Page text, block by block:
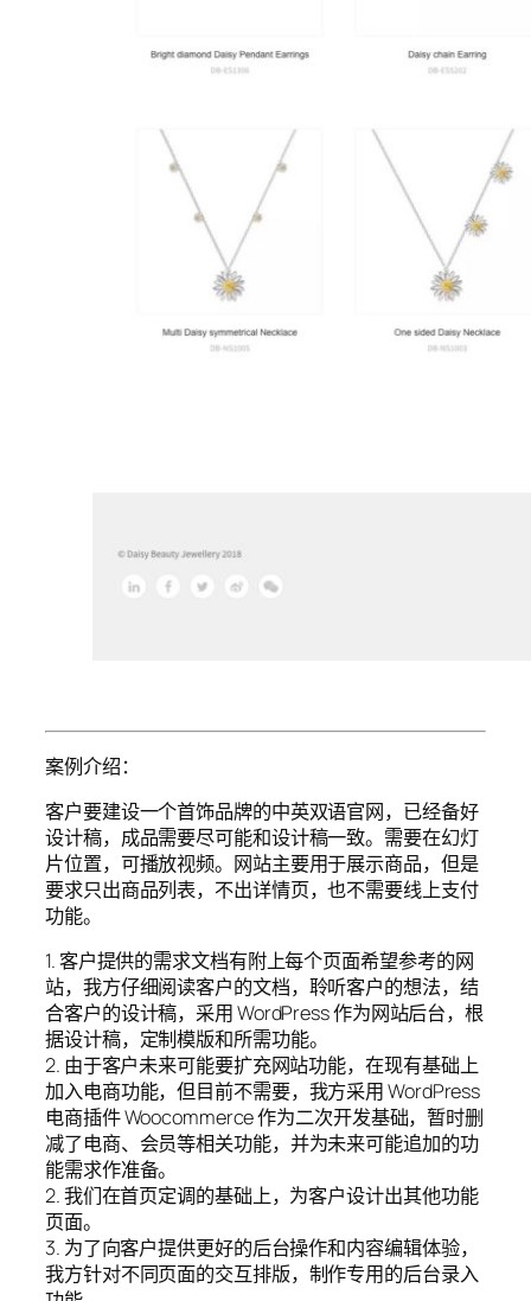
案例介绍：
客户要建设一个首饰品牌的中英双语官网，已经备好
设计稿，成品需要尽可能和设计稿一致。需要在幻灯
片位置，可播放视频。网站主要用于展示商品，但是
要求只出商品列表，不出详情页，也不需要线上支付
功能。
1. 客户提供的需求文档有附上每个页面希望参考的网
站，我方仔细阅读客户的文档，聆听客户的想法，结
合客户的设计稿，采用 WordPress 作为网站后台，根
据设计稿，定制模版和所需功能。
2. 由于客户未来可能要扩充网站功能，在现有基础上
加入电商功能，但目前不需要，我方采用 WordPress
电商插件 Woocommerce 作为二次开发基础，暂时删
减了电商、会员等相关功能，并为未来可能追加的功
能需求作准备。
2. 我们在首页定调的基础上，为客户设计出其他功能
页面。
3. 为了向客户提供更好的后台操作和内容编辑体验，
我方针对不同页面的交互排版，制作专用的后台录入